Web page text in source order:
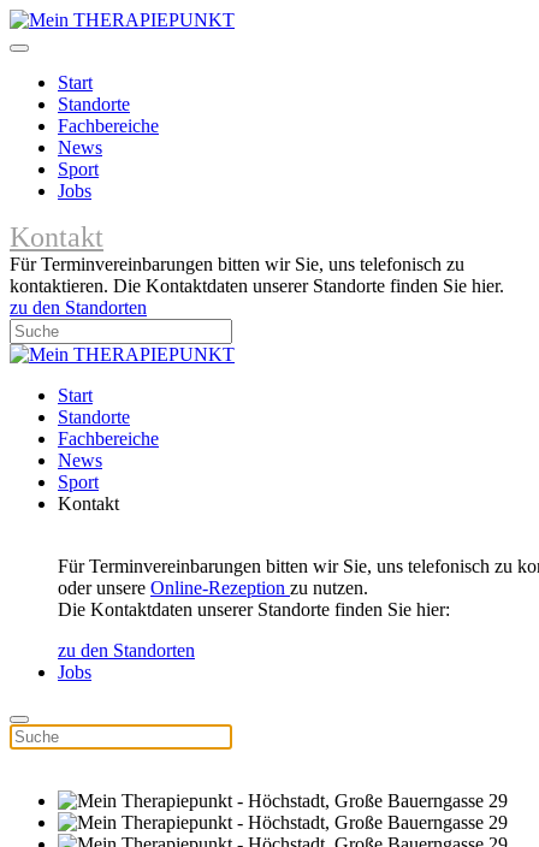
Start
Standorte
Fachbereiche
News
Sport
Jobs
Kontakt
Für Terminvereinbarungen bitten wir Sie, uns telefonisch zu
kontaktieren. Die Kontaktdaten unserer Standorte finden Sie hier.
zu den Standorten
Start
Standorte
Fachbereiche
News
Sport
Kontakt
Für Terminvereinbarungen bitten wir Sie, uns telefonisch zu
oder unsere Online-Rezeption zu nutzen.
Die Kontaktdaten unserer Standorte finden Sie hier:
zu den Standorten
Jobs